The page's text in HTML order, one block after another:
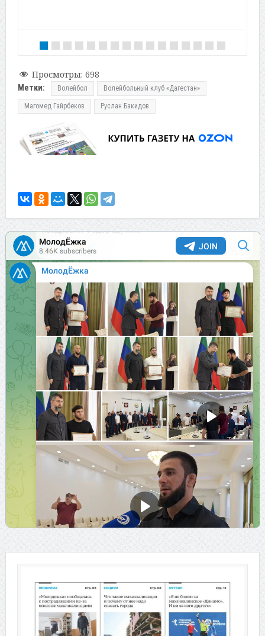
Просмотры: 698
Метки: Волейбол Волейбольный клуб «Дагестан»
Магомед Гайрбеков Руслан Бакидов